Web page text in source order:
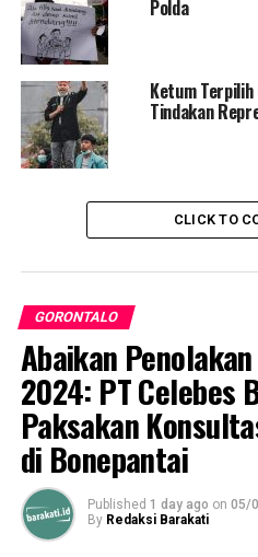
Korban sempat
rumah sakit Otanaha Kota
ke RS Aloei Saboe untuk
imrensif.
Komunitas Tupalo
Yogyakarta
Polda
Ketum Terpilih
Tindakan
CLICK TO
GORONTALO
Abaikan
2024: PT Celebes
Paksakan
di Bonepantai
Published 1 day ago on 05/
By Redaksi Barakati